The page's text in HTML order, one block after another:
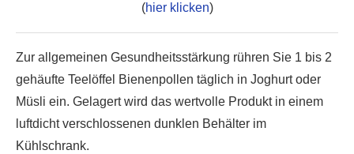
(hier klicken)
Zur allgemeinen Gesundheitsstärkung rühren Sie 1 bis 2
gehäufte Teelöffel Bienenpollen täglich in Joghurt oder
Müsli ein. Gelagert wird das wertvolle Produkt in einem
luftdicht verschlossenen dunklen Behälter im
Kühlschrank.